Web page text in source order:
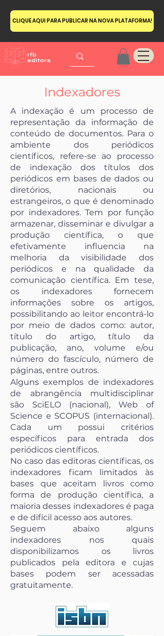
CLIQUE AQUI PARA PUBLICAR NA NOVA PLATAFORMA!
Indexadores
A indexação é um processo de
representação da informação de
conteúdo de documentos. Para o
ambiente dos periódicos
científicos, refere-se ao processo
de indexação dos títulos dos
periódicos em bases de dados ou
diretórios, nacionais ou
estrangeiros, o que é denominado
por indexadores. Tem por função
armazenar, disseminar e divulgar a
produção científica, o que
efetivamente influencia na
melhoria da visibilidade dos
periódicos e na qualidade da
comunicação científica. Em tese,
os indexadores fornecem
informações sobre os artigos,
possibilitando ao leitor encontrá-lo
por meio de dados como: autor,
título do artigo, título da
publicação, ano, volume e/ou
número do fascículo, número de
páginas, entre outros.
Alguns exemplos de indexadores
de abrangência multidisciplinar
são SciELO (nacional), Web of
Science e SCOPUS (internacional).
Cada um possui critérios
específicos para entrada dos
periódicos científicos.
No caso das editoras científicas, os
indexadores ficam limitados às
bases que aceitam livros como
forma de produção científica, a
maioria desses indexadores é paga
e de difícil acesso aos autores.
Seguem abaixo alguns
indexadores nos quais
disponibilizamos os livros
publicados pela editora e cujas
bases podem ser acessadas
gratuitamente.